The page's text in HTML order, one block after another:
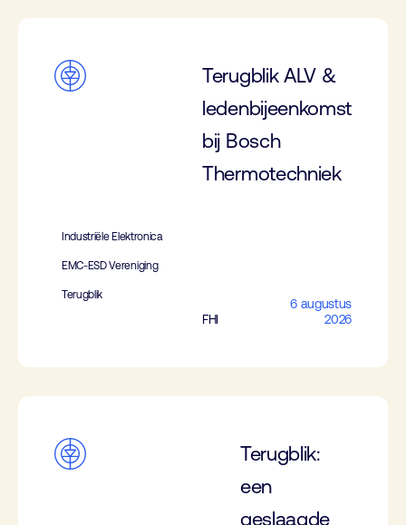
Terugblik ALV &
ledenbijeenkomst
bij Bosch
Thermotechniek
Industriële Elektronica
EMC-ESD Vereniging
Terugblik
FHI
6 augustus
2026
Terugblik:
een
geslaagde